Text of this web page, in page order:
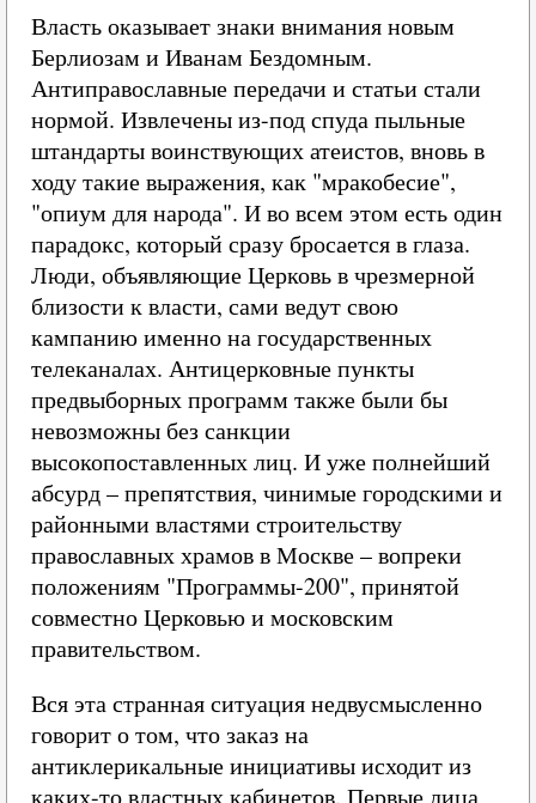
Власть оказывает знаки внимания новым
Берлиозам и Иванам Бездомным.
Антиправославные передачи и статьи стали
нормой. Извлечены из-под спуда пыльные
штандарты воинствующих атеистов, вновь в
ходу такие выражения, как "мракобесие",
"опиум для народа". И во всем этом есть один
парадокс, который сразу бросается в глаза.
Люди, объявляющие Церковь в чрезмерной
близости к власти, сами ведут свою
кампанию именно на государственных
телеканалах. Антицерковные пункты
предвыборных программ также были бы
невозможны без санкции
высокопоставленных лиц. И уже полнейший
абсурд – препятствия, чинимые городскими и
районными властями строительству
православных храмов в Москве – вопреки
положениям "Программы-200", принятой
совместно Церковью и московским
правительством.
Вся эта странная ситуация недвусмысленно
говорит о том, что заказ на
антиклерикальные инициативы исходит из
каких-то властных кабинетов. Первые лица